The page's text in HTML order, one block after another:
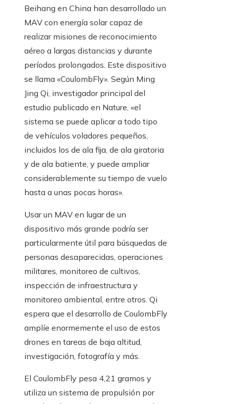
Beihang en China han desarrollado un
MAV con energía solar capaz de
realizar misiones de reconocimiento
aéreo a largas distancias y durante
períodos prolongados. Este dispositivo
se llama «CoulombFly». Según Ming
Jing Qi, investigador principal del
estudio publicado en Nature, «el
sistema se puede aplicar a todo tipo
de vehículos voladores pequeños,
incluidos los de ala fija, de ala giratoria
y de ala batiente, y puede ampliar
considerablemente su tiempo de vuelo
hasta a unas pocas horas».
Usar un MAV en lugar de un
dispositivo más grande podría ser
particularmente útil para búsquedas de
personas desaparecidas, operaciones
militares, monitoreo de cultivos,
inspección de infraestructura y
monitoreo ambiental, entre otros. Qi
espera que el desarrollo de CoulombFly
amplíe enormemente el uso de estos
drones en tareas de baja altitud,
investigación, fotografía y más.
El CoulombFly pesa 4,21 gramos y
utiliza un sistema de propulsión por